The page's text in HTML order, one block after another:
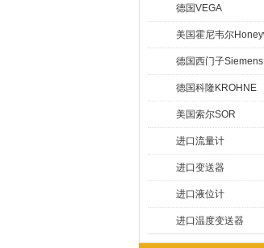
德国VEGA
美国霍尼韦尔
德国西门子Siemens
德国科隆KROHNE
美国索尔SOR
进口流量计
进口变送器
进口液位计
进口温度变送器